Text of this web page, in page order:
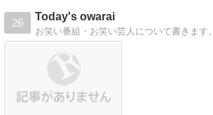
26
Today's owarai
お笑い番組・お笑い芸人について書きます。